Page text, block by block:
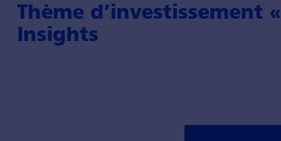
Thème d’investissement
Insights